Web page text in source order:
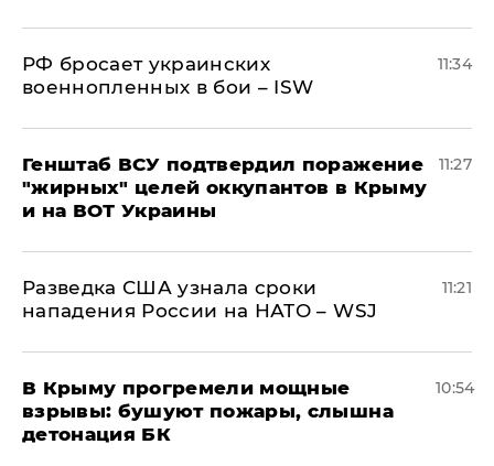
РФ бросает украинских
военнопленных в бои – ISW
11:34
Генштаб ВСУ подтвердил поражение
"жирных" целей оккупантов в Крыму
и на ВОТ Украины
11:27
Разведка США узнала сроки
нападения России на НАТО – WSJ
11:21
В Крыму прогремели мощные
взрывы: бушуют пожары, слышна
детонация БК
10:54